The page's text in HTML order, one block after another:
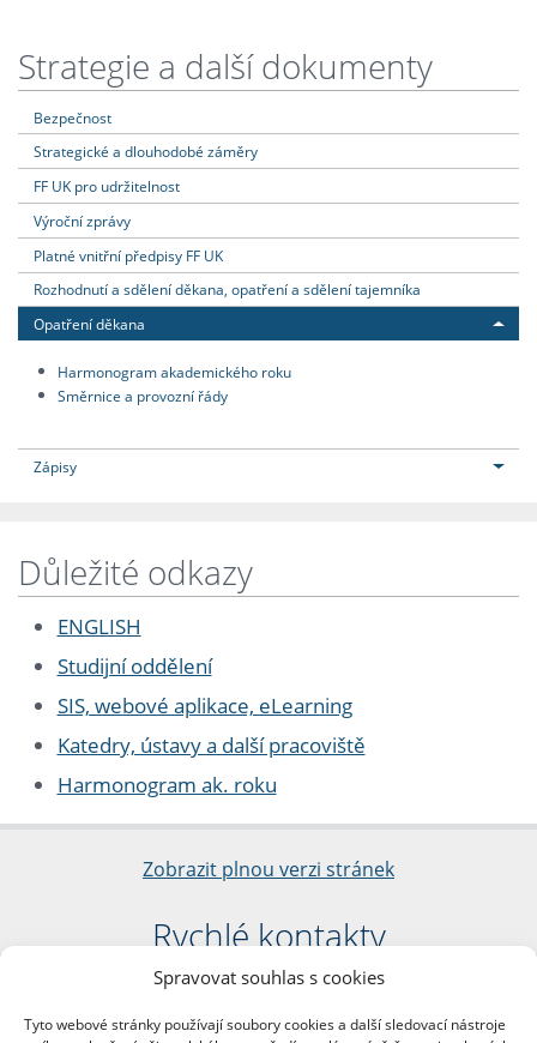
Spravovat souhlas s cookies
Tyto webové stránky používají soubory cookies a další sledovací nástroje
Strategie a další dokumenty
Bezpečnost
Strategické a dlouhodobé záměry
FF UK pro udržitelnost
Výroční zprávy
Platné vnitřní předpisy FF UK
Rozhodnutí a sdělení děkana, opatření a sdělení tajemníka
Opatření děkana
Harmonogram akademického roku
Směrnice a provozní řády
Zápisy
Důležité odkazy
ENGLISH
Studijní oddělení
SIS, webové aplikace, eLearning
Katedry, ústavy a další pracoviště
Harmonogram ak. roku
Zobrazit plnou verzi stránek
Rychlé kontakty
Filozofická fakulta
nám. Jana Palacha 1/2